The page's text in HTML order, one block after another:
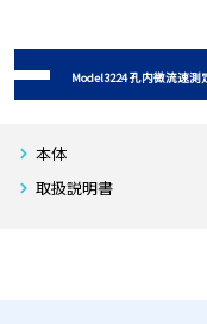
Model3224 孔内微流速
本体
取扱説明書